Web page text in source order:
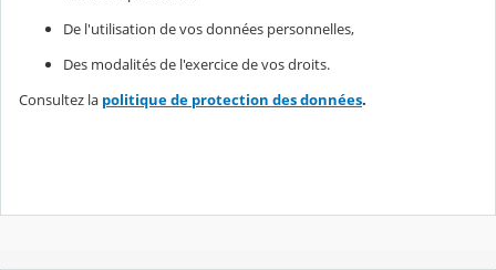
De l'utilisation de vos données personnelles,
Des modalités de l'exercice de vos droits.
Consultez la politique de protection des données.